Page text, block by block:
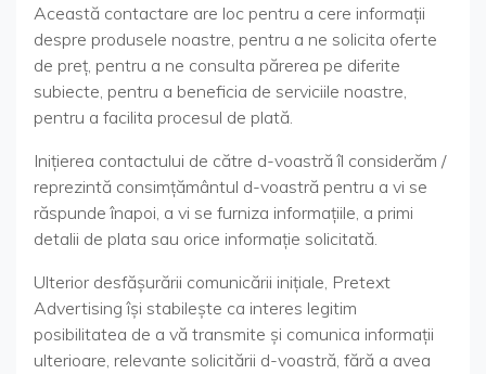
Această contactare are loc pentru a cere informații
despre produsele noastre, pentru a ne solicita oferte
de preț, pentru a ne consulta părerea pe diferite
subiecte, pentru a beneficia de serviciile noastre,
pentru a facilita procesul de plată.
Inițierea contactului de către d-voastră îl considerăm /
reprezintă consimțământul d-voastră pentru a vi se
răspunde înapoi, a vi se furniza informațiile, a primi
detalii de plata sau orice informație solicitată.
Ulterior desfășurării comunicării inițiale, Pretext
Advertising își stabilește ca interes legitim
posibilitatea de a vă transmite și comunica informații
ulterioare, relevante solicitării d-voastră, fără a avea